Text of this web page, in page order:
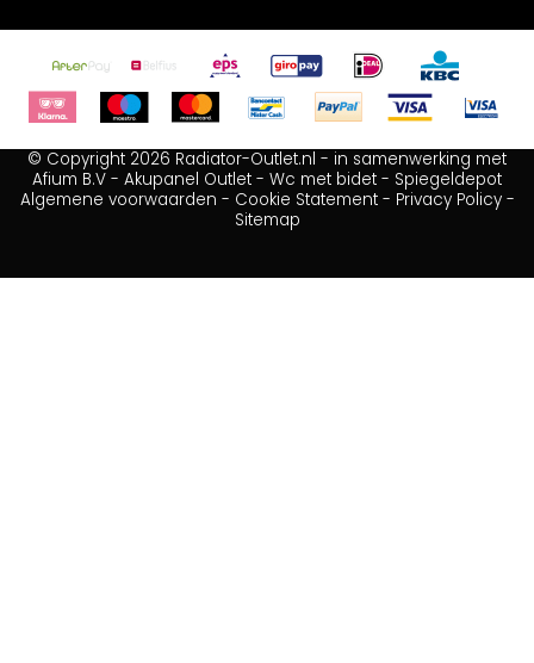
© Copyright 2026 Radiator-Outlet.nl - in samenwerking met
Afium B.V - Akupanel Outlet - Wc met bidet - Spiegeldepot
Algemene voorwaarden - Cookie Statement- Privacy Policy-
Sitemap